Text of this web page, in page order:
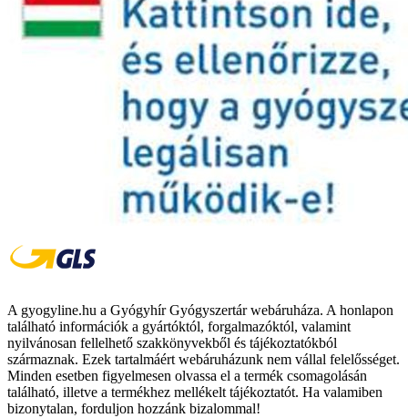
A gyogyline.hu a Gyógyhír Gyógyszertár webáruháza. A honlapon
található információk a gyártóktól, forgalmazóktól, valamint
nyilvánosan fellelhető szakkönyvekből és tájékoztatókból
származnak. Ezek tartalmáért webáruházunk nem vállal felelősséget.
Minden esetben figyelmesen olvassa el a termék csomagolásán
található, illetve a termékhez mellékelt tájékoztatót. Ha valamiben
bizonytalan, forduljon hozzánk bizalommal!